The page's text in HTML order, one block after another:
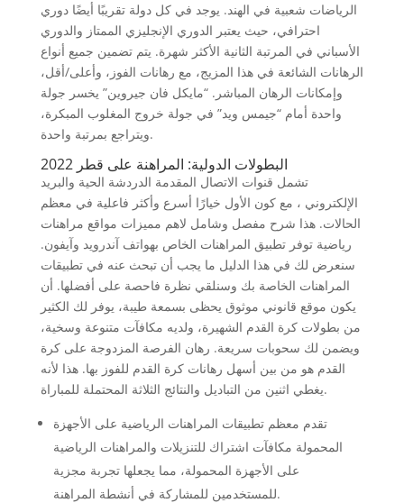
الرياضات شعبية في الهند. يوجد في كل دولة تقريبًا أيضًا دوري
احترافي، حيث يعتبر الدوري الإنجليزي الممتاز والدوري
الأسباني في المرتبة الثانية الأكثر شهرة. يتم تضمين جميع أنواع
الرهانات الشائعة في هذا المزيج، مع رهانات الفوز، وأعلى/أقل،
وإمكانات الرهان المباشر. “مايكل فان جيروين” يخسر جولة
واحدة أمام “جيمس ويد” في جولة خروج المغلوب المبكرة،
ويتراجع بمرتبة واحدة.
البطولات الدولية: المراهنة على قطر 2022
تشمل قنوات الاتصال المقدمة الدردشة الحية والبريد
الإلكتروني ، مع كون الأول خيارًا أسرع وأكثر فاعلية في معظم
الحالات. هذا شرح مفصل وشامل لاهم مميزات مواقع مراهنات
رياضية توفر تطبيق المراهنات الخاص بهواتف آندرويد وآيفون.
سنعرض لك في هذا الدليل ما يجب أن تبحث عنه في تطبيقات
المراهنات الخاصة بك وسنلقي نظرة فاحصة على أفضلها. أن
يكون موقع قانوني موثوق يحظى بسمعة طيبة، يوفر لك الكثير
من بطولات كرة القدم الشهيرة، ولديه مكافآت متنوعة وسخية،
ويضمن لك سحوبات سريعة. رهان الفرصة المزدوجة على كرة
القدم هو من بين أسهل رهانات كرة القدم للفوز بها. هذا لأنه
يغطي اثنين من التباديل والنتائج الثلاثة المحتملة للمباراة.
تقدم معظم تطبيقات المراهنات الرياضية على الأجهزة
المحمولة مكافآت اشتراك للتنزيلات والمراهنات الرياضية
على الأجهزة المحمولة، مما يجعلها تجربة مجزية
للمستخدمين للمشاركة في أنشطة المراهنة.